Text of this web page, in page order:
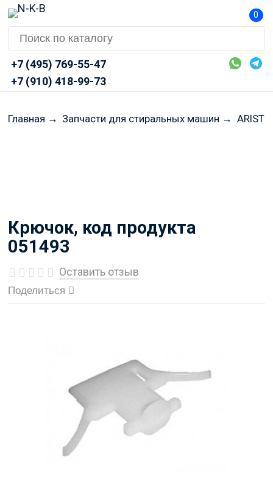
0
+7 (495) 769-55-47
+7 (910) 418-99-73
Главная → Запчасти для стиральных машин →
Крючок, код продукта
051493
Оставить отзыв
Поделиться